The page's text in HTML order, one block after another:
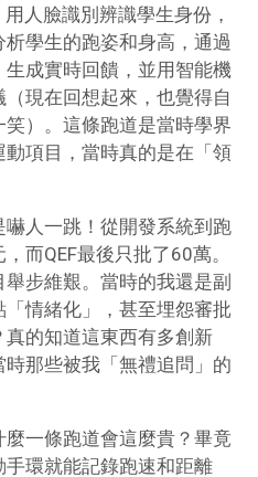
人臉識別辨識學生身份，
學生的跑姿和身高，通過
成實時回饋，並用智能機
現在回想起來，也覺得自
）。這條跑道是當時學界
項目，當時真的是在「領
人一跳！從開發系統到跑
而QEF最後只批了60萬。
步維艱。當時的我還是副
情緒化」，甚至埋怨審批
的知道這東西有多創新
那些被我「無禮追問」的
一條跑道會這麼貴？畢竟
環就能記錄跑速和距離